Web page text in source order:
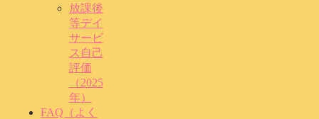
放課後
等デイ
サービ
ス自己
評価
（2025
年）
FAQ（よく